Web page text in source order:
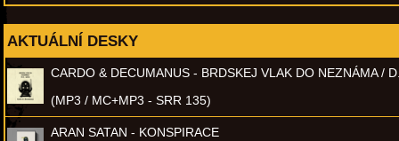
AKTUÁLNÍ DESKY
CARDO & DECUMANUS - BRDSKEJ VLAK DO NEZNÁMA /
(MP3 / MC+MP3 - SRR 135)
ARAN SATAN - KONSPIRACE